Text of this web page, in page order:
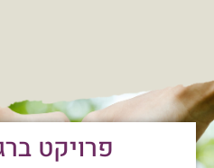
פרויקט